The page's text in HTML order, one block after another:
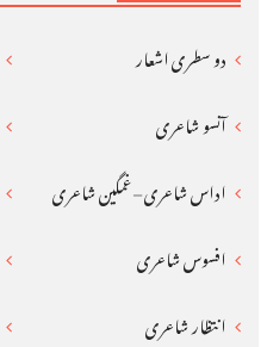
دو سطری اشعار
آنسو شاعری
اداس شاعری – غمگین شاعری
افسوس شاعری
انتظار شاعری